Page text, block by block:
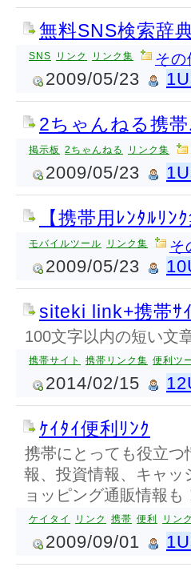
無料SNS検索辞
SNS リンク リンク集 その
2009/05/23
2ちゃんねる携帯
掲示板 2ちゃんねる リンク集
2009/05/23
【携帯用ﾚﾝﾀﾙﾘﾝ
モバイルツール リンク集 そ
2009/05/23
siteki link+携帯ｻ
100文字以内の短い文
携帯サイト 携帯リンク集 便利ツ
2014/02/15
ｹｲﾀｲ便利ﾘﾝｸ
携帯にとっても役立
報、投資情報、キャッ
ョッピング通販情報も
ケイタイ リンク 携帯 便利 リン
2009/09/01